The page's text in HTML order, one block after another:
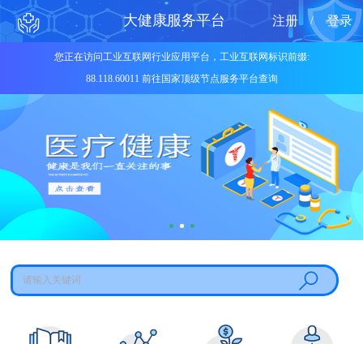
大健康服务平台 注册 / 登录
您正在访问工业互联网行业应用平台，工业互联网标识前缀:
88.118.60011 前往国家顶级节点服务平台查询